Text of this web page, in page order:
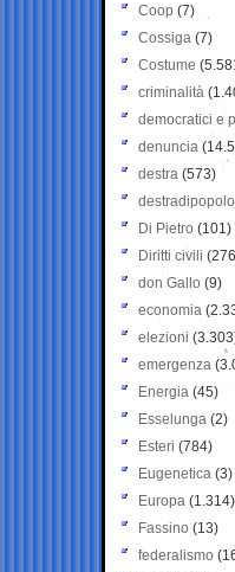
Coop (7)
Cossiga (7)
Costume
criminalità
democratici e
denuncia
destra (573)
destradipopolo
Di Pietro (101)
Diritti civili
don Gallo (9)
economia
elezioni
emergenza
Energia (45)
Esselunga (2)
Esteri (784)
Eugenetica (3)
Europa (1.314)
Fassino (13)
federalismo